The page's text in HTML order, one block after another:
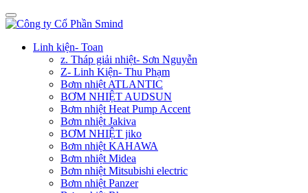
Linh kiện- Toan
z. Tháp giải nhiệt- Sơn Nguyễn
Z- Linh Kiện- Thu Phạm
Bơm nhiệt ATLANTIC
BƠM NHIỆT AUDSUN
Bơm nhiệt Heat Pump Accent
Bơm nhiệt Jakiva
BƠM NHIỆT jiko
Bơm nhiệt KAHAWA
Bơm nhiệt Midea
Bơm nhiệt Mitsubishi electric
Bơm nhiệt Panzer